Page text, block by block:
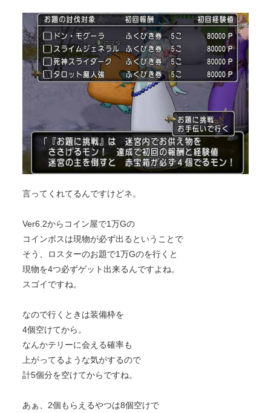
言ってくれてるんですけどネ。
Ver6.2からコイン屋で1万Gの
コインボスは現物が必ず出るということで
そう、ロスターのお題で1万Gのを行くと
現物を4つ必ずゲット出来るんですよね。
スゴイですね。
なので行くときは装備枠を
4個空けてから。
なんかテリーに会える確率も
上がってるような気がするので
計5個分を空けてからですね。
あぁ、2個もらえるやつは8個空けで